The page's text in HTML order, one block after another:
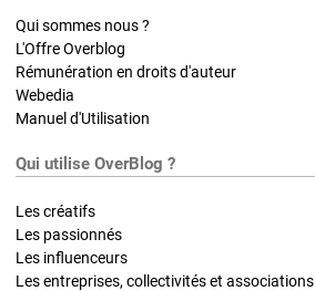
Qui sommes nous ?
L'Offre Overblog
Rémunération en droits d'auteur
Webedia
Manuel d'Utilisation
Qui utilise OverBlog ?
Les créatifs
Les passionnés
Les influenceurs
Les entreprises, collectivités et associations